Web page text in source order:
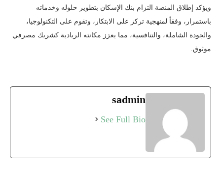
ويؤكد إطلاق المنصة التزام بنك الإسكان بتطوير حلوله وخدماته
باستمرار، وفقاً لمنهجية تركز على الابتكار، وتقوم على التكنولوجيا،
والجودة الشاملة، والتنافسية، مما يعزز مكانته الريادية كشريك مصرفي
موثوق.
sadmin
See Full Bio